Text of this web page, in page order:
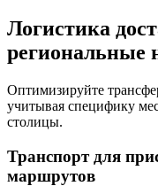
Логистика
региональные
Оптимизируйте
учитывая специфику
столицы.
Транспорт для
маршрутов